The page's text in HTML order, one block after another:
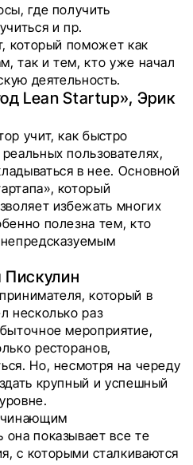
где получить
и пр.
который поможет как
так и тем, кто уже начал
деятельность.
Lean Startup», Эрик
учит, как быстро
пользователях,
в нее. Основной
который
избежать многих
полезна тем, кто
который в
несколько раз
мероприятие,
ресторанов,
Но, несмотря на череду
крупный и успешный
показывает все те
с которыми сталкиваются